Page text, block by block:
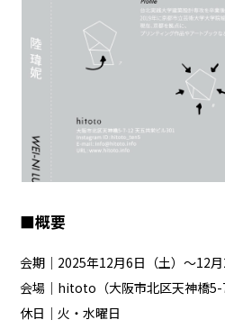
■概要
会期｜2025年12月6日（土）〜12
会場｜ hitoto （大阪市北区天神橋
休日｜火・水曜日